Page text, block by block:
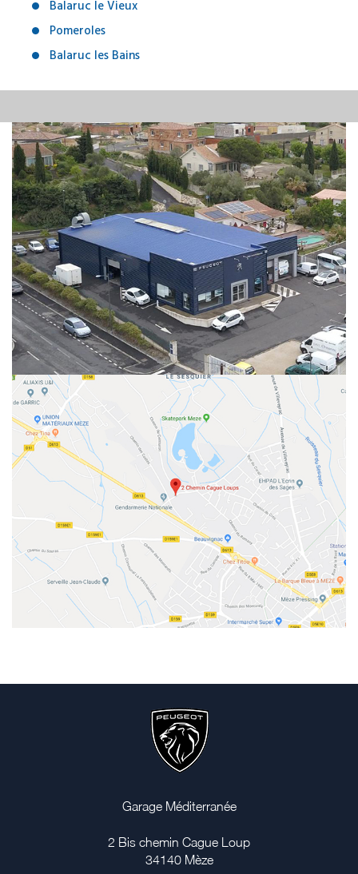
Balaruc le Vieux
Pomeroles
Balaruc les Bains
Garage Méditerranée
2 Bis chemin Cague Loup
34140 Mèze